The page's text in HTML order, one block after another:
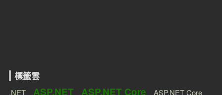
標籤雲
.NET ASP.NET ASP.NET Core ASP.NET Core